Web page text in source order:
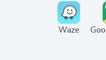
Waze